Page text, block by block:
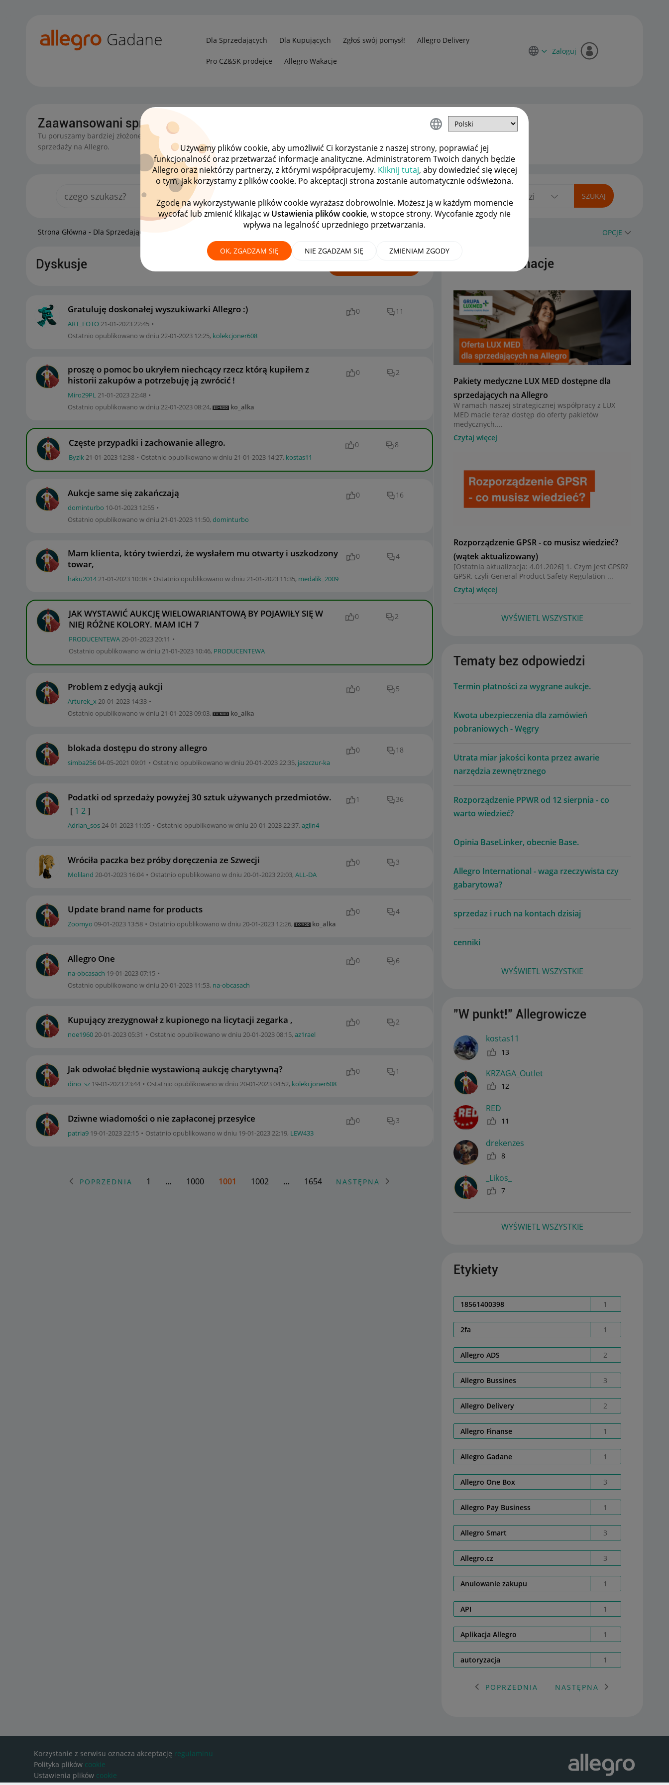
Używamy plików cookie, aby umożliwić Ci korzystanie z naszej strony, poprawiać jej
funkcjonalność oraz przetwarzać informacje analityczne. Administratorem Twoich danych będzie
Allegro oraz niektórzy partnerzy, z którymi współpracujemy. Kliknij tutaj, aby dowiedzieć się więcej
o tym, jak korzystamy z plików cookie. Po akceptacji strona zostanie automatycznie odświeżona.
Zgodę na wykorzystywanie plików cookie wyrażasz dobrowolnie. Możesz ją w każdym momencie
wycofać lub zmienić klikając wUstawienia plików cookie, w stopce strony. Wycofanie zgody nie
wpływa na legalność uprzedniego przetwarzania.
OK, ZGADZAM SIĘ NIE ZGADZAM SIĘ ZMIENIAM ZGODY
Gadane Dla Sprzedających Dla Kupujących Zgłoś swój pomysł! Allegro Delivery
Pro CZ&SK prodejce Allegro Wakacje
Zaloguj
Zaawansowani sprzedawcy
Tu poruszamy bardziej złożone tematy związane z prowadzeniem
sprzedaży na Allegro.
Strona Główna Dla Sprzedających Zaawansowani sprzedawcy OPCJE
Dyskusje
Gratuluję doskonałej wyszukiwarki Allegro :)
ART_FOTO‎21-01-202322:45
Ostatnio opublikowano w dniu ‎22-01-2023 12:25, kolekcjoner608
0 11
proszę o pomoc bo ukryłem niechcący rzecz którą kupiłem z
historii zakupów a potrzebuję ją zwrócić !
Miro29PL‎21-01-202322:48
Ostatnio opublikowano w dniu ‎22-01-202308:24, ko_alka
0 2
Częste przypadki i zachowanie allegro.
Byzik‎21-01-2023 12:38 Ostatnio opublikowano w dniu ‎21-01-2023 14:27, kostas11
0 8
Aukcje same się zakańczają
dominturbo ‎10-01-2023 12:55
Ostatnio opublikowano w dniu ‎21-01-2023 11:50, dominturbo
0 16
Mam klienta, który twierdzi, że wysłałem mu otwarty i uszkodzony
towar,
haku2014‎21-01-2023 10:38 Ostatnio opublikowano w dniu ‎21-01-2023 11:35, medalik_2009
0 4
JAK WYSTAWIĆ AUKCJĘ WIELOWARIANTOWĄ BY POJAWIŁY SIĘ W
NIEJ RÓŻNE KOLORY. MAM ICH 7
PRODUCENTEWA‎20-01-202320:11
Ostatnio opublikowano w dniu ‎21-01-2023 10:46, PRODUCENTEWA
0 2
Problem z edycją aukcji
Arturek_x‎20-01-2023 14:33
Ostatnio opublikowano w dniu ‎21-01-202309:03, ko_alka
0 5
blokada dostępu do strony allegro
simba256‎04-05-2021 09:01 Ostatnio opublikowano w dniu ‎20-01-202322:35, jaszczur-ka
0 18
Podatki od sprzedaży powyżej 30 sztuk używanych przedmiotów.
[ 1 2 ]
Adrian_sos‎24-01-2023 11:05 Ostatnio opublikowano w dniu ‎20-01-202322:37, aglin4
1 36
Wróciła paczka bez próby doręczenia ze Szwecji
Moliland ‎20-01-2023 16:04 Ostatnio opublikowano w dniu ‎20-01-202322:03, ALL-DA
0 3
Update brand name for products
Zoomyo ‎09-01-2023 13:58 Ostatnio opublikowano w dniu ‎20-01-2023 12:26, ko_alka
0 4
Allegro One
na-obcasach ‎19-01-202307:15
Ostatnio opublikowano w dniu ‎20-01-2023 11:53, na-obcasach
0 6
Kupujący zrezygnował z kupionego na licytacji zegarka ,
noe1960‎20-01-202305:31 Ostatnio opublikowano w dniu ‎20-01-202308:15, az1rael
0 2
Jak odwołać błędnie wystawioną aukcję charytywną?
dino_sz ‎19-01-202323:44 Ostatnio opublikowano w dniu ‎20-01-202304:52, kolekcjoner608
0 1
Dziwne wiadomości o nie zapłaconej przesyłce
patria9 ‎19-01-202322:15 Ostatnio opublikowano w dniu ‎19-01-202322:19, LEW433
0 3
POPRZEDNIA 1 … 1000 1001 1002 … 1654 NASTĘPNA
Ważne informacje
Pakiety medyczne LUX MED dostępne dla
sprzedających na Allegro
W ramach naszej strategicznej współpracy z LUX
MED macie teraz dostęp do oferty pakietów
medycznych....
Czytaj więcej
Rozporządzenie GPSR - co musisz wiedzieć?
(wątek aktualizowany)
[Ostatnia aktualizacja: 4.01.2026] 1. Czym jest GPSR?
GPSR, czyli General Product Safety Regulation ...
Czytaj więcej
WYŚWIETL WSZYSTKIE
Tematy bez odpowiedzi
Termin płatności za wygrane aukcje.
Kwota ubezpieczenia dla zamówień
pobraniowych - Węgry
Utrata miar jakości konta przez awarie
narzędzia zewnętrznego
Rozporządzenie PPWR od 12 sierpnia - co
warto wiedzieć?
Opinia BaseLinker, obecnie Base.
Allegro International - waga rzeczywista czy
gabarytowa?
sprzedaz i ruch na kontach dzisiaj
cenniki
WYŚWIETL WSZYSTKIE
"W punkt!" Allegrowicze
kostas11
13
KRZAGA_Outlet
12
RED
11
drekenzes
8
_Likos_
7
WYŚWIETL WSZYSTKIE
Etykiety
18561400398 1
2fa 1
Allegro ADS 2
Allegro Bussines 3
Allegro Delivery 2
Allegro Finanse 1
Allegro Gadane 1
Allegro One Box 3
Allegro Pay Business 1
Allegro Smart 3
Allegro.cz 3
Anulowanie zakupu 1
API 1
Aplikacja Allegro 1
autoryzacja 1
POPRZEDNIA NASTĘPNA
Korzystanie z serwisu oznacza akceptację regulaminu
Polityka plików cookie
Ustawienia plików cookie